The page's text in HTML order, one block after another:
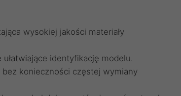
wysokiej jakości materiały
identyfikację modelu.
konieczności częstej wymiany